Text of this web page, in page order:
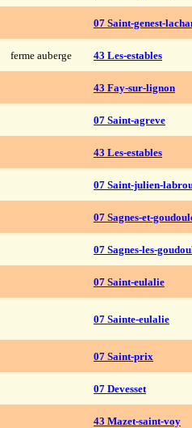
07 Saint-genest-
ferme auberge 43 Les-estables
43 Fay-sur-lignon
07 Saint-agreve
43 Les-estables
07 Saint-julien-
07 Sagnes-et-
07 Sagnes-les-
07 Saint-eulalie
07 Sainte-eulalie
07 Saint-prix
07 Devesset
43 Mazet-saint-voy